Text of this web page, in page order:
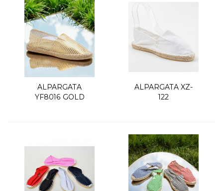
ALPARGATA
YF8016 GOLD
ALPARGATA XZ-
122